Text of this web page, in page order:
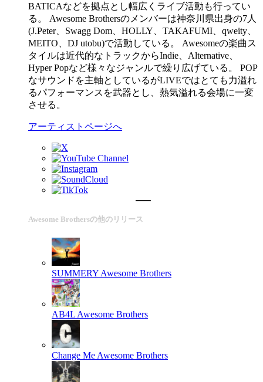
BATICAなどを拠点とし幅広くライブ活動も行ってい
る。 Awesome Brothersのメンバーは神奈川県出身の7人
(J.Peter、Swagg Dom、HOLLY、TAKAFUMI、qweity、
MEITO、DJ utobu)で活動している。 Awesomeの楽曲ス
タイルは近代的なトラックからIndie、Alternative、
Hyper Popなど様々なジャンルで繰り広げている。 POP
なサウンドを主軸としているがLIVEではとても力溢れ
るパフォーマンスを武器とし、熱気溢れる会場に一変
させる。
アーティストページへ
Awesome Brothersの他のリリース
SUMMERY Awesome Brothers
AB4L Awesome Brothers
Change Me Awesome Brothers